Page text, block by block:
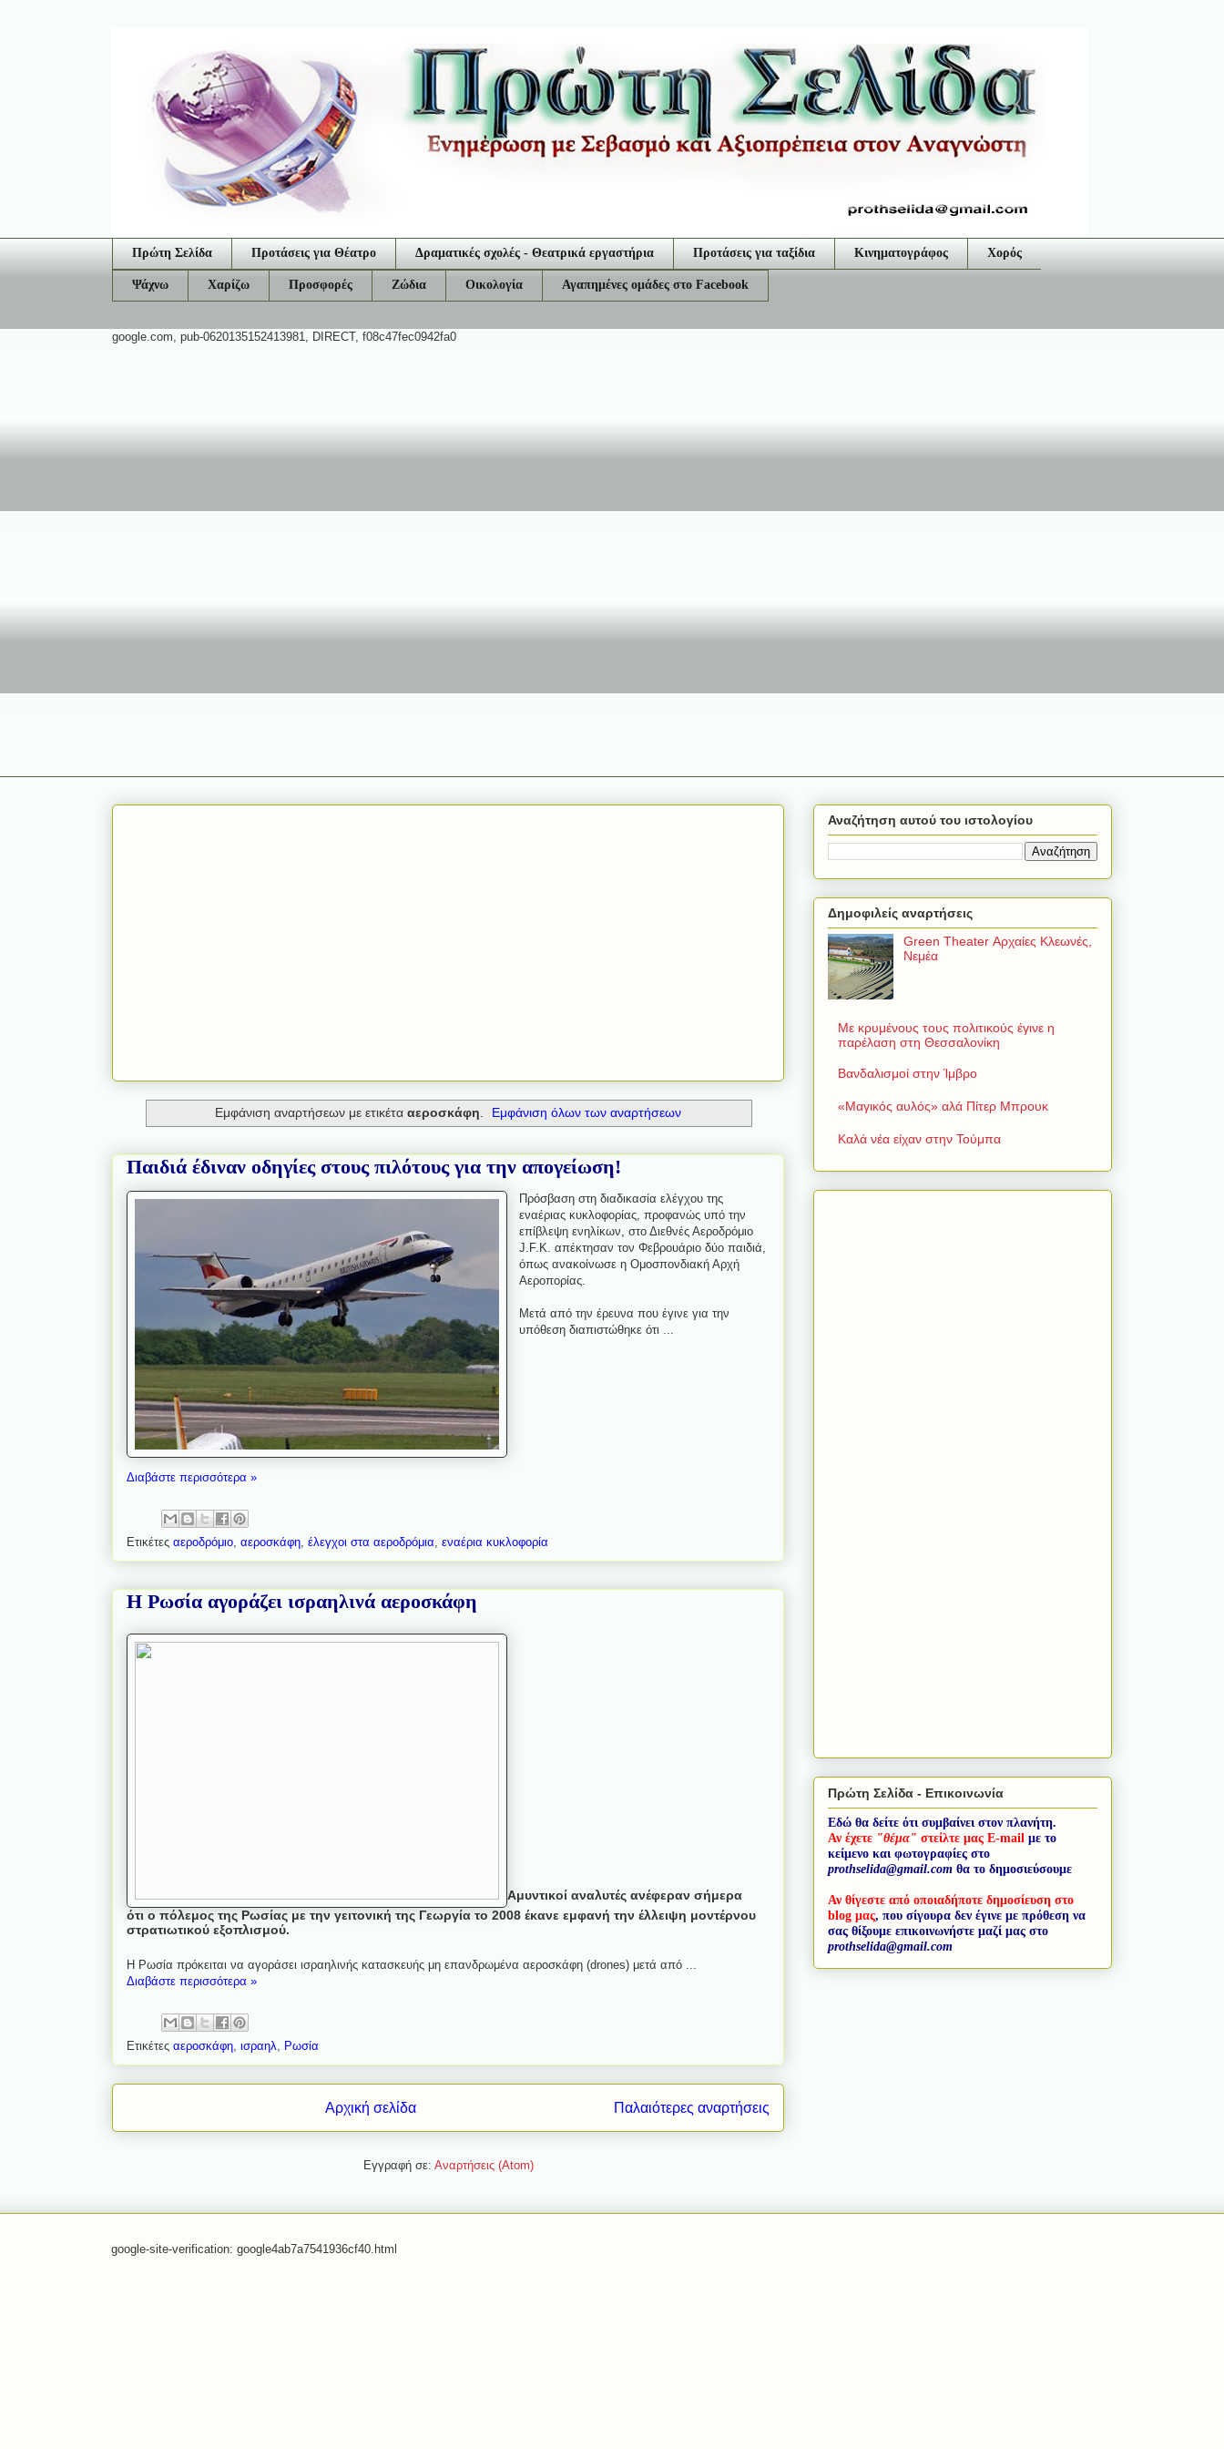
Πρώτη Σελίδα Προτάσεις για Θέατρο Δραματικές σχολές - Θεατρικά εργαστήρια Προτάσεις για ταξίδια Κινηματογράφος Χορός
Ψάχνω Χαρίζω Προσφορές Ζώδια Οικολογία Αγαπημένες ομάδες στο Facebook
google.com, pub-0620135152413981, DIRECT, f08c47fec0942fa0
Εμφάνιση αναρτήσεων με ετικέτα αεροσκάφη Εμφάνιση όλων των αναρτήσεων
Παιδιά έδιναν οδηγίες στους πιλότους για την απογείωση!
Πρόσβαση στη διαδικασία ελέγχου της
εναέριας κυκλοφορίας, προφανώς υπό την
επίβλεψη ενηλίκων, στο Διεθνές Αεροδρόμιο
J.F.K. απέκτησαν τον Φεβρουάριο δύο παιδιά,
όπως ανακοίνωσε η Ομοσπονδιακή Αρχή
Αεροπορίας.
Μετά από την έρευνα που έγινε για την
υπόθεση διαπιστώθηκε ότι ...
Διαβάστε περισσότερα »
Ετικέτες αεροδρόμιο, αεροσκάφη, έλεγχοι στα αεροδρόμια, εναέρια κυκλοφορία
Η Ρωσία αγοράζει ισραηλινά αεροσκάφη
Αμυντικοί αναλυτές ανέφεραν σήμερα
ότι ο πόλεμος της Ρωσίας με την γειτονική της Γεωργία το 2008 έκανε εμφανή την έλλειψη μοντέρνου
στρατιωτικού εξοπλισμού.
Η Ρωσία πρόκειται να αγοράσει ισραηλινής κατασκευής μη επανδρωμένα αεροσκάφη (drones) μετά από ...
Διαβάστε περισσότερα »
Ετικέτες αεροσκάφη ισραηλ Ρωσία
Παλαιότερες αναρτήσεις
Αρχική σελίδα
Εγγραφή σε: Αναρτήσεις (Atom)
Αναζήτηση αυτού του ιστολογίου
Δημοφιλείς αναρτήσεις
Green Theater Αρχαίες Κλεωνές,
Νεμέα
Με κρυμένους τους πολιτικούς έγινε η
παρέλαση στη Θεσσαλονίκη
Βανδαλισμοί στην Ίμβρο
«Μαγικός αυλός» αλά Πίτερ Μπρουκ
Καλά νέα είχαν στην Τούμπα
Πρώτη Σελίδα - Επικοινωνία
Εδώ θα δείτε ότι συμβαίνει στον πλανήτη.
Αν έχετε "θέμα" στείλτε μας E-mail με το
κείμενο και φωτογραφίες στο
prothselida@gmail.com θα το δημοσιεύσουμε
Αν θίγεστε από οποιαδήποτε δημοσίευση στο
blog μας, που σίγουρα δεν έγινε με πρόθεση να
σας θίξουμε επικοινωνήστε μαζί μας στο
prothselida@gmail.com
google-site-verification: google4ab7a7541936cf40.html